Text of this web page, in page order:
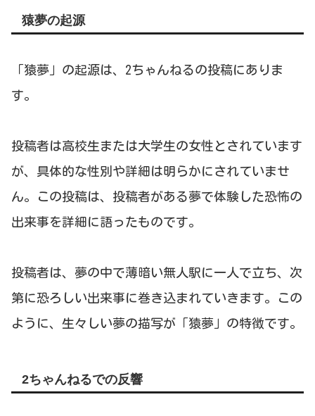
猿夢の起源
「猿夢」の起源は、2ちゃんねるの投稿にありま
す。
投稿者は高校生または大学生の女性とされています
が、具体的な性別や詳細は明らかにされていませ
ん。この投稿は、投稿者がある夢で体験した恐怖の
出来事を詳細に語ったものです。
投稿者は、夢の中で薄暗い無人駅に一人で立ち、次
第に恐ろしい出来事に巻き込まれていきます。この
ように、生々しい夢の描写が「猿夢」の特徴です。
2ちゃんねるでの反響